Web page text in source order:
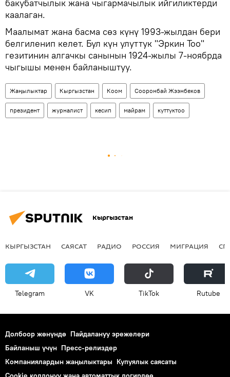
бакубатчылык жана чыгармачылык ийгиликтерди
каалаган.
Маалымат жана басма сөз күнү 1993-жылдан бери
белгиленип келет. Бул күн улуттук "Эркин Тоо"
гезитинин алгачкы санынын 1924-жылы 7-ноябрда
чыгышы менен байланыштуу.
Жаңылыктар Кыргызстан Коом Сооронбай Жээнбеков
президент журналист кесип майрам куттуктоо
Кыргызстан
КЫРГЫЗСТАН САЯСАТ РАДИО РОССИЯ МИГРАЦИЯ
Telegram VK ТikТоk Rutube
Долбоор жөнүндө Пайдалануу эрежелери
Байланыш үчүн Пресс-релиздер
Компаниялардын жаңылыктары Купуялык саясаты